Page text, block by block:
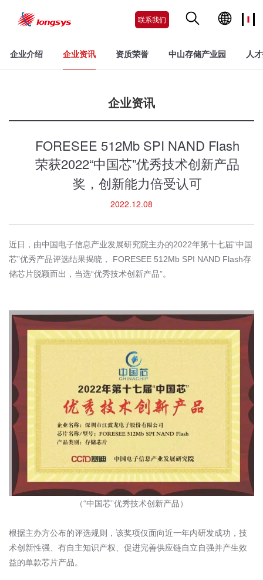
联系我们
企业介绍 企业资讯 资质荣誉 中山存储产业园 人
企业资讯
FORESEE 512Mb SPI NAND Flash
荣获2022“中国芯”优秀技术创新产品
奖，创新能力倍受认可
2022.12.08
近日，由中国电子信息产业发展研究院主办的2022年第十七届“中国
芯”优秀产品评选结果揭晓， FORESEE 512Mb SPI NAND Flash存
储芯片脱颖而出，当选“优秀技术创新产品”。
（“中国芯”优秀技术创新产品）
根据主办方公布的评选规则，该奖项仅面向近一年内研发成功，技
术创新性强、有自主知识产权、促进完善供应链自立自强并产生效
益的单款芯片产品。